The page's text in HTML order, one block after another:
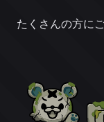
たくさんの方に